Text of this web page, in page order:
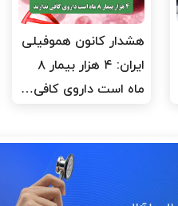
هشدار کانون هموفیلی
ایران: ۴ هزار بیمار ۸
ماه است داروی کافی…